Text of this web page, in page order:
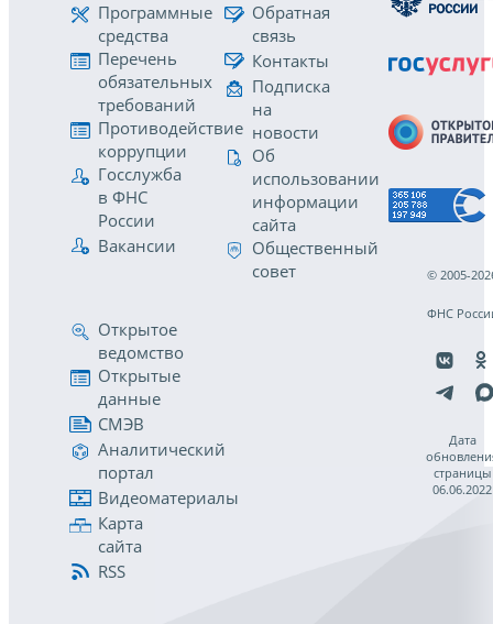
Программные
средства
Перечень
обязательных
требований
Противодействие
коррупции
Госслужба
в ФНС
России
Вакансии
Обратная
связь
Контакты
Подписка
на
новости
Об
использовании
информации
сайта
Общественный
совет
Открытое
ведомство
Открытые
данные
СМЭВ
Аналитический
портал
Видеоматериалы
Карта
сайта
RSS
© 2005-
ФНС
Дата
страницы
06.06.2022